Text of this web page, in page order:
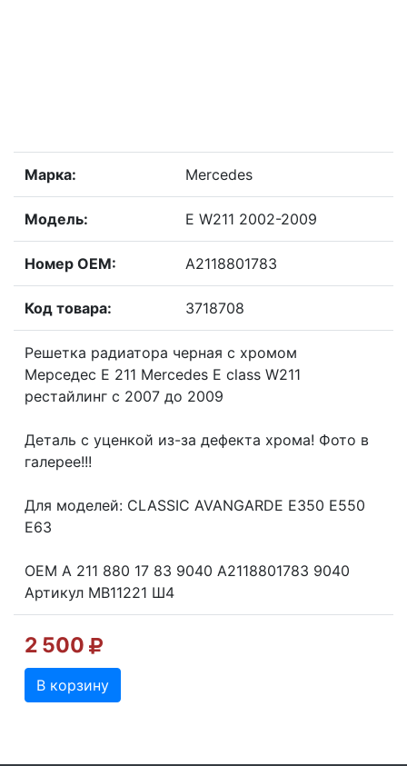
Марка: Mercedes
Модель: E W211 2002-2009
Номер OEM: A2118801783
Код товара: 3718708
Решетка радиатора черная с хромом
Мерседес Е 211 Mercedes E class W211
рестайлинг с 2007 до 2009
Деталь с уценкой из-за дефекта хрома! Фото в
галерее!!!
Для моделей: CLASSIC AVANGARDE E350 E550
E63
OEM A 211 880 17 83 9040 A2118801783 9040
Артикул MB11221 Ш4
2 500
В корзину